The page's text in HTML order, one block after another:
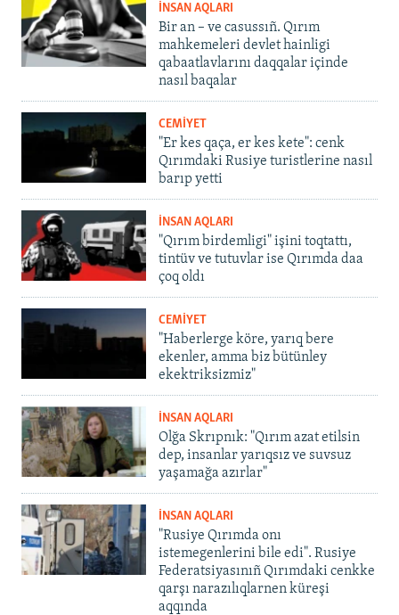
İNSAN AQLARI
Bir an – ve casussıñ. Qırım
mahkemeleri devlet hainligi
qabaatlavlarını daqqalar içinde
nasıl baqalar
CEMİYET
"Er kes qaça, er kes kete": cenk
Qırımdaki Rusiye turistlerine nasıl
barıp yetti
İNSAN AQLARI
"Qırım birdemligi" işini toqtattı,
tintüv ve tutuvlar ise Qırımda daa
çoq oldı
CEMİYET
"Haberlerge köre, yarıq bere
ekenler, amma biz bütünley
ekektriksizmiz"
İNSAN AQLARI
Olğa Skrıpnık: "Qırım azat etilsin
dep, insanlar yarıqsız ve suvsuz
yaşamağa azırlar"
İNSAN AQLARI
"Rusiye Qırımda onı
istemegenlerini bile edi". Rusiye
Federatsiyasınıñ Qırımdaki cenkke
qarşı narazılıqlarnen küreşi
aqqında